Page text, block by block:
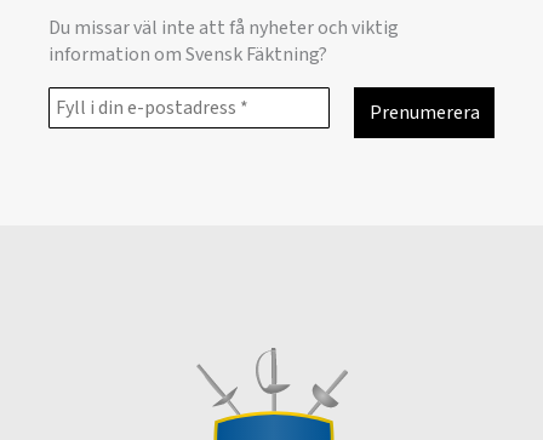
Du missar väl inte att få nyheter och viktig
information om Svensk Fäktning?